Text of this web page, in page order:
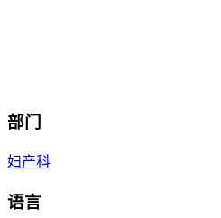
部门
妇产科
语言